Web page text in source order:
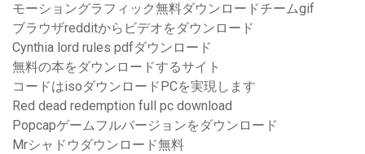
モーショングラフィック無料ダウンロードチームgif
ブラウザredditからビデオをダウンロード
Cynthia lord rules pdfダウンロード
無料の本をダウンロードするサイト
コードはisoダウンロードPCを実現します
Red dead redemption full pc download
Popcapゲームフルバージョンをダウンロード
Mrシャドウダウンロード無料